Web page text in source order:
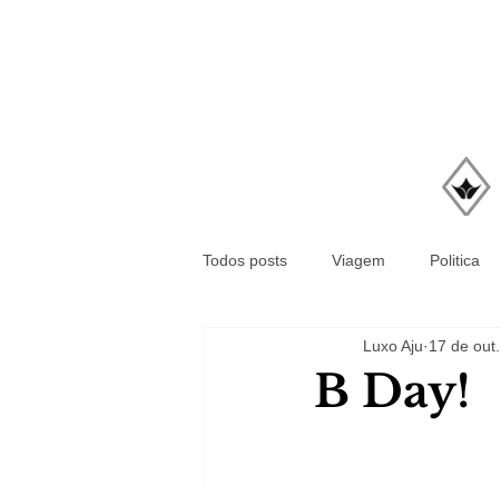
Todos posts Viagem Politica
B Day!
Luxo Aju 17 de